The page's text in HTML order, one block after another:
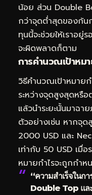
น้อย ส่วน Double
กว่าจุดต่ำสุดของก้น
ทุนนี้จะช่วยให้เราอยู่
จะผิดพลาดก็ตาม
การคำนวณเป้าหม
วิธีคำนวณเป้าหมาย
ระหว่างจุดสูงสุดหรื
แล้วนำระยะนั้นมาฉ
ตัวอย่างเช่น หากจุ
2000 USD และ
เท่ากับ 50 USD เมื่อ
หมายกำไรจะถูกกำ
“ความสำเร็จในก
Double Top แ